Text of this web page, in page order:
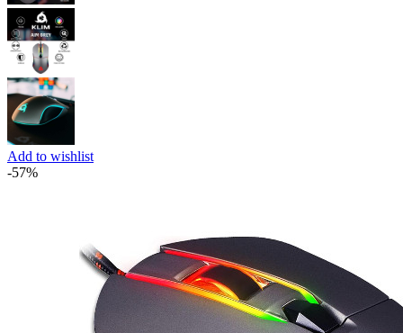
Add to wishlist
-57%